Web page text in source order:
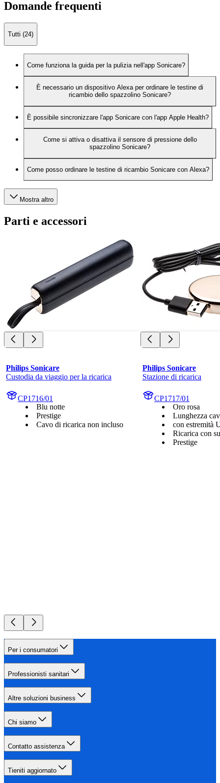
Domande frequenti
Tutti (24)
Come funziona la guida per la pulizia nell'app Sonicare?
È necessario un dispositivo Alexa per ordinare le testine di
ricambio dello spazzolino Sonicare?
È possibile sincronizzare l'app Sonicare con l'app Apple Health?
Come si attiva o disattiva il sensore di pressione dello
spazzolino Sonicare?
Come posso ordinare le testine di ricambio Sonicare con Alexa?
Mostra altro
Parti e accessori
Philips Sonicare
Custodia da viaggio per la ricarica
CP1716/01
Blu notte
Prestige
Cavo di ricarica non incluso
Philips Sonicare
Stazione di ricarica
CP1717/01
Oro rosa
Lunghezza
con estremità
Ricarica con
Prestige
Per i consumatori
Professionisti sanitari
Altre soluzioni business
Chi siamo
Contatto assistenza
Tieniti aggiornato